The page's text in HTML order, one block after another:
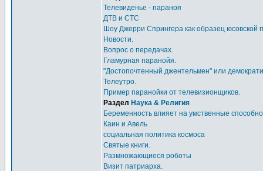
Телевиденье - параноя
ДТВ и СТС
Шоу Джерри Спрингера как образец юсовской
Новости.
Вопрос о передачах.
Гламурная паранойя.
"Достопочтенный джентельмен" или
Телеутро.
Пример паранойки от телевизионщиков.
Раздел Наука & Религия
Беременность влияет на умственные
Каин и Авель
социальная политика космоса
Святые книги.
Размножающиеся роботы
Визит патриарха.